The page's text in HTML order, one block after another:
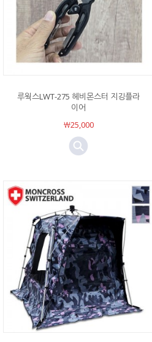
루웍스LWT-275 헤비몬스터 지깅플라
이어
￦25,000